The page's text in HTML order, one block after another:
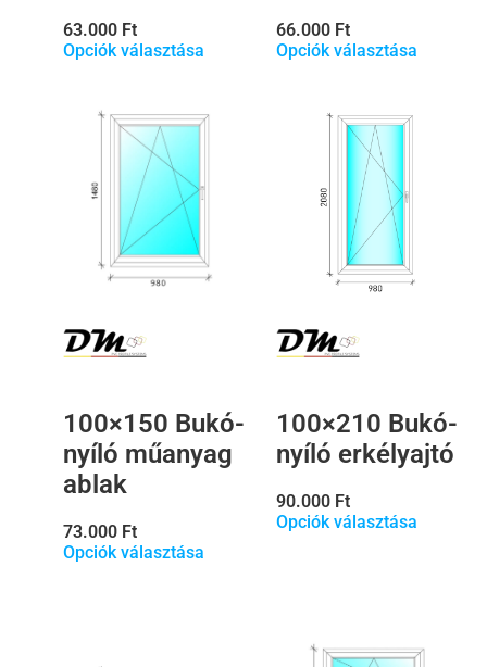
63.000 Ft
Opciók választása
66.000 Ft
Opciók választása
100×150 Bukó-
nyíló műanyag
ablak
73.000 Ft
Opciók választása
100×210 Bukó-
nyíló erkélyajtó
90.000 Ft
Opciók választása